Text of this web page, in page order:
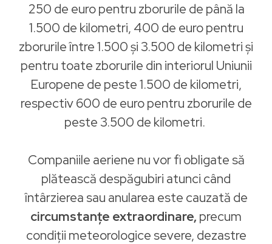
250 de euro pentru zborurile de până la
1.500 de kilometri, 400 de euro pentru
zborurile între 1.500 și 3.500 de kilometri și
pentru toate zborurile din interiorul Uniunii
Europene de peste 1.500 de kilometri,
respectiv 600 de euro pentru zborurile de
peste 3.500 de kilometri.
Companiile aeriene nu vor fi obligate să
plătească despăgubiri atunci când
întârzierea sau anularea este cauzată de
circumstanțe extraordinare, precum
condiții meteorologice severe, dezastre